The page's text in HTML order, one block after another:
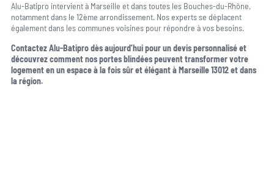
Alu-Batipro intervient à Marseille et dans toutes les Bouches-du-Rhône,
notamment dans le 12ème arrondissement. Nos experts se déplacent
également dans les communes voisines pour répondre à vos besoins.
Contactez Alu-Batipro dès aujourd’hui pour un devis personnalisé et
découvrez comment nos portes blindées peuvent transformer votre
logement en un espace à la fois sûr et élégant à Marseille 13012 et dans
la région.